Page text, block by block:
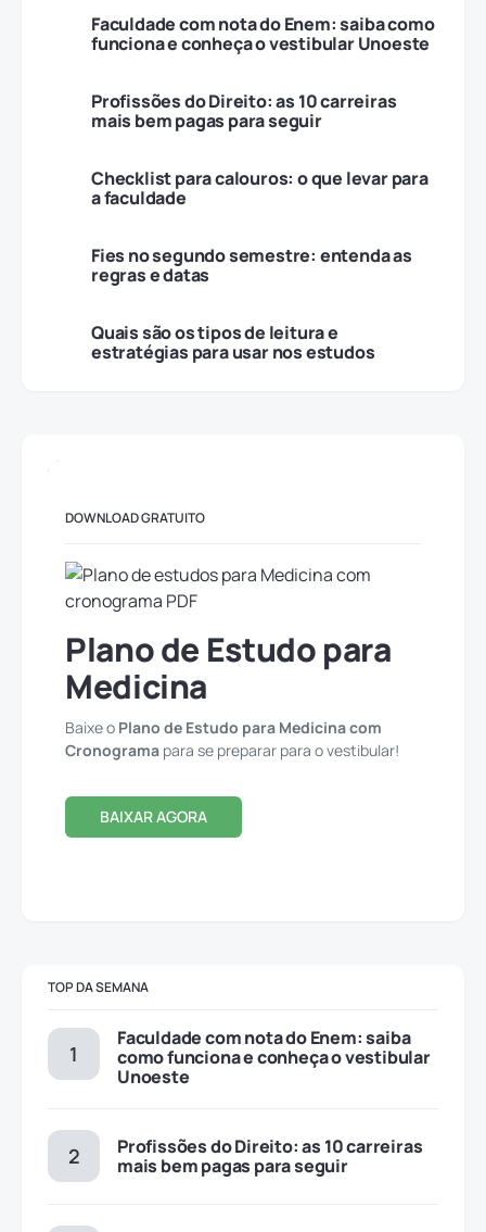
Faculdade com nota do Enem: saiba como
funciona e conheça o vestibular Unoeste
Profissões do Direito: as 10 carreiras
mais bem pagas para seguir
Checklist para calouros: o que levar para
a faculdade
Fies no segundo semestre: entenda as
regras e datas
Quais são os tipos de leitura e
estratégias para usar nos estudos
DOWNLOAD GRATUITO
Plano de Estudo para
Medicina
Baixe o Plano de Estudo para Medicina com
Cronograma para se preparar para o vestibular!
BAIXAR AGORA
TOP DA SEMANA
Faculdade com nota do Enem: saiba
como funciona e conheça o vestibular
Unoeste
Profissões do Direito: as 10 carreiras
mais bem pagas para seguir